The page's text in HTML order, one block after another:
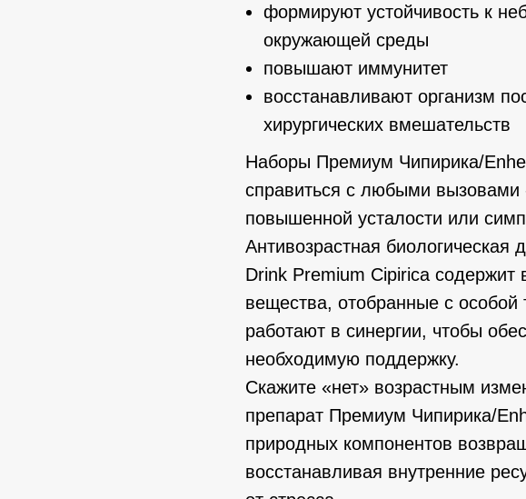
формируют устойчивость к
окружающей среды
повышают иммунитет
восстанавливают организм
хирургических вмешательств
Наборы Премиум Чипирика/
справиться с любыми вызовами
повышенной усталости или
Антивозрастная биологическая
Drink Premium Cipirica содержит
вещества, отобранные с
работают в синергии, чтобы
необходимую поддержку.
Скажите «нет» возрастным
препарат Премиум Чипирика/
природных компонентов
восстанавливая внутренние